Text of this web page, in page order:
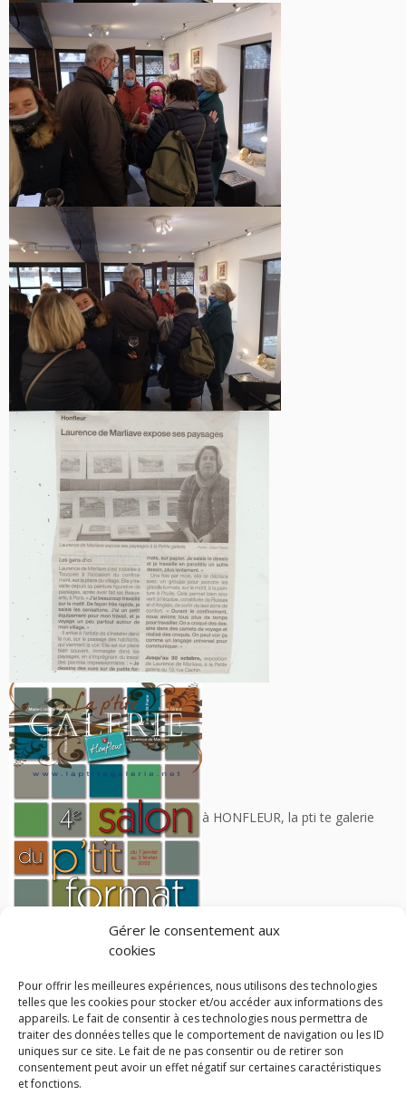
Gérer le consentement aux
cookies
Pour offrir les meilleures expériences, nous utilisons des technologies
telles que les cookies pour stocker et/ou accéder aux informations des
appareils. Le fait de consentir à ces technologies nous permettra de
traiter des données telles que le comportement de navigation ou les ID
uniques sur ce site. Le fait de ne pas consentir ou de retirer son
consentement peut avoir un effet négatif sur certaines caractéristiques
et fonctions.
à HONFLEUR, la pti te galerie
Parcourir les articles
←salon « souvenir de Corot » Viroflay